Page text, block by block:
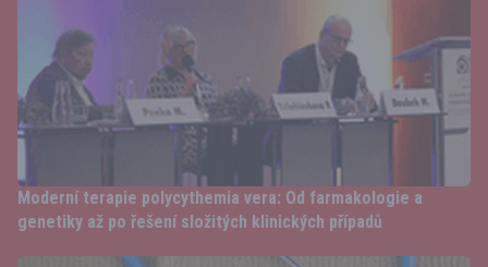
Moderní terapie polycythemia vera: Od farmakologie a
genetiky až po řešení složitých klinických případů